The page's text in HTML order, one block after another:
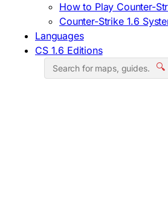
How to Play Counter-
Counter-Strike 1.6
Languages
CS 1.6 Editions
🔍